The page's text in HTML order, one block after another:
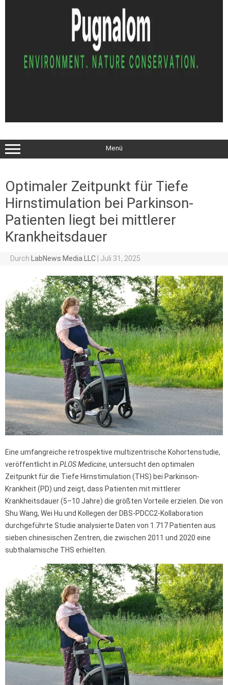
Menü
Optimaler Zeitpunkt für Tiefe
Hirnstimulation bei Parkinson-
Patienten liegt bei mittlerer
Krankheitsdauer
Durch LabNews Media LLC Juli 31, 2025
Eine umfangreiche retrospektive multizentrische Kohortenstudie,
veröffentlicht in PLOS Medicine, untersucht den optimalen
Zeitpunkt für die Tiefe Hirnstimulation (THS) bei Parkinson-
Krankheit (PD) und zeigt, dass Patienten mit mittlerer
Krankheitsdauer (5–10 Jahre) die größten Vorteile erzielen. Die von
Shu Wang, Wei Hu und Kollegen der DBS-PDCC2-Kollaboration
durchgeführte Studie analysierte Daten von 1.717 Patienten aus
sieben chinesischen Zentren, die zwischen 2011 und 2020 eine
subthalamische THS erhielten.